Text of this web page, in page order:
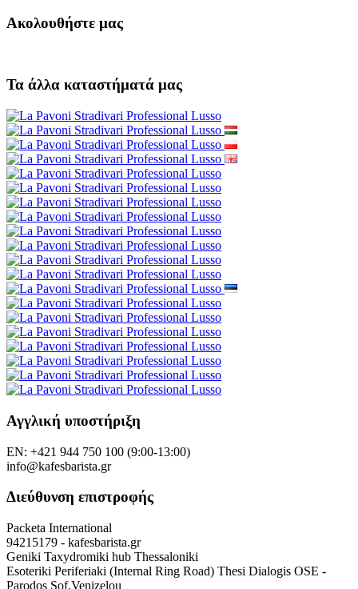
Ακολουθήστε μας
Τα άλλα καταστήματά μας
Αγγλική υποστήριξη
EN: +421 944 750 100 (9:00-13:00)
info@kafesbarista.gr
Διεύθυνση επιστροφής
Packeta International
94215179 - kafesbarista.gr
Geniki Taxydromiki hub Thessaloniki
Esoteriki Periferiaki (Internal Ring Road) Thesi Dialogis OSE -
Parodos Sof.Venizelou